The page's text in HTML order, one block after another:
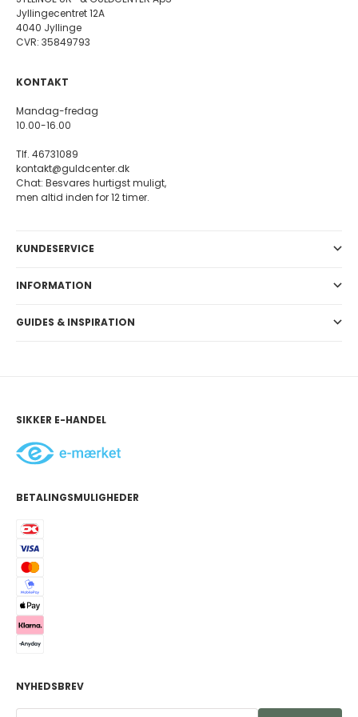
Jyllingecentret 12A
4040 Jyllinge
CVR: 35849793
KONTAKT
Mandag-fredag
10.00-16.00
Tlf. 46731089
kontakt@guldcenter.dk
Chat: Besvares hurtigst muligt,
men altid inden for 12 timer.
KUNDESERVICE
INFORMATION
GUIDES & INSPIRATION
SIKKER E-HANDEL
BETALINGSMULIGHEDER
NYHEDSBREV